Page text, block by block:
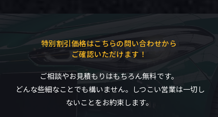
特別割引価格はこちらの問い合わせから
ご確認いただけます！
ご相談やお見積もりはもちろん無料です。
どんな些細なことでも構いません。しつこい営業は一切し
ないことをお約束します。